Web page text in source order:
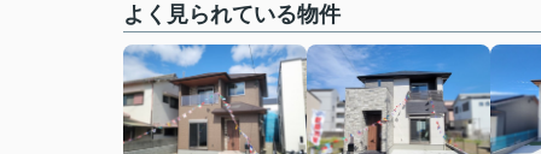
よく見られている物件